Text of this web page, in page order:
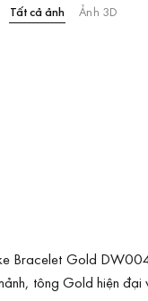
Tất cả ảnh Ảnh 3D
Bracelet Gold
tông Gold hiện